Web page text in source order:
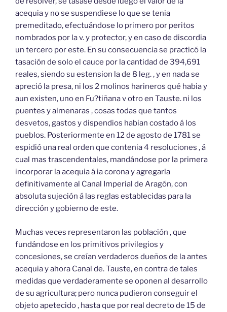
acequia y no se suspendiese lo que se tenia
premeditado, efectuándose lo primero por peritos
nombrados por la v. y protector, y en caso de discordia
un tercero por este. En su consecuencia se practicó la
tasación de solo el cauce por la cantidad de 394,691
reales, siendo su estension la de 8 leg. , y en nada se
apreció la presa, ni los 2 molinos harineros qué habia y
aun existen, uno en Fu?tiñana v otro en Tauste. ni los
puentes y almenaras , cosas todas que tantos
desvetos, gastos y dispendios habian costado á los
pueblos. Posteriormente en 12 de agosto de 1781 se
espidió una real orden que contenia 4 resoluciones , á
cual mas trascendentales, mandándose por la primera
incorporar la acequia á ia corona y agregarla
definitivamente al Canal Imperial de Aragón, con
absoluta sujeción á las reglas establecidas para la
dirección y gobierno de este.
Muchas veces representaron las población , que
fundándose en los primitivos privilegios y
concesiones, se creían verdaderos dueños de la antes
acequia y ahora Canal de. Tauste, en contra de tales
medidas que verdaderamente se oponen al desarrollo
de su agricultura; pero nunca pudieron conseguir el
objeto apetecido , hasta que por real decreto de 15 de